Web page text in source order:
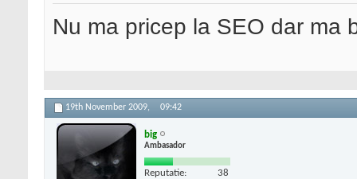
Nu ma pricep la SEO dar ma
19th November 2009, 09:42
big
Ambasador
Reputatie: 38